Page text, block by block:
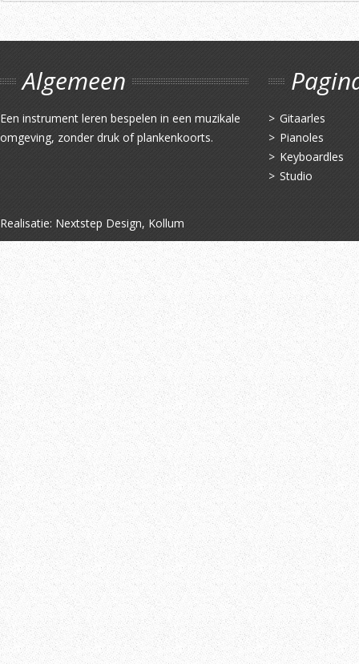
Algemeen
Een instrument leren bespelen in een muzikale
omgeving, zonder druk of plankenkoorts.
Gitaarles
Pianoles
Keyboardles
Studio
Realisatie: Nextstep Design, Kollum